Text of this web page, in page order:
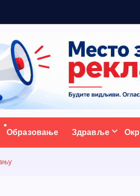
Образовање Здравље